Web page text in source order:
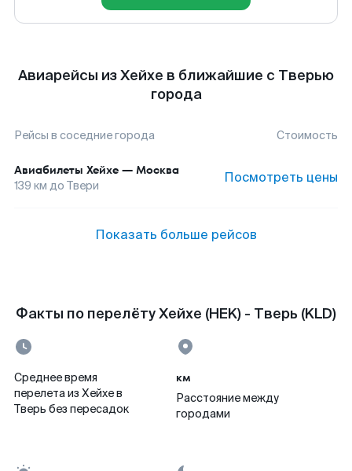
Авиарейсы из Хейхе в ближайшие с Тверью
города
Рейсы в соседние города Стоимость
Авиабилеты Хейхе — Москва
139 км до Твери Посмотреть цены
Показать больше рейсов
Факты по перелёту Хейхе (HEK) - Тверь (KLD)
Среднее время
перелета из Хейхе в
Тверь без пересадок
км
Расстояние между
городами